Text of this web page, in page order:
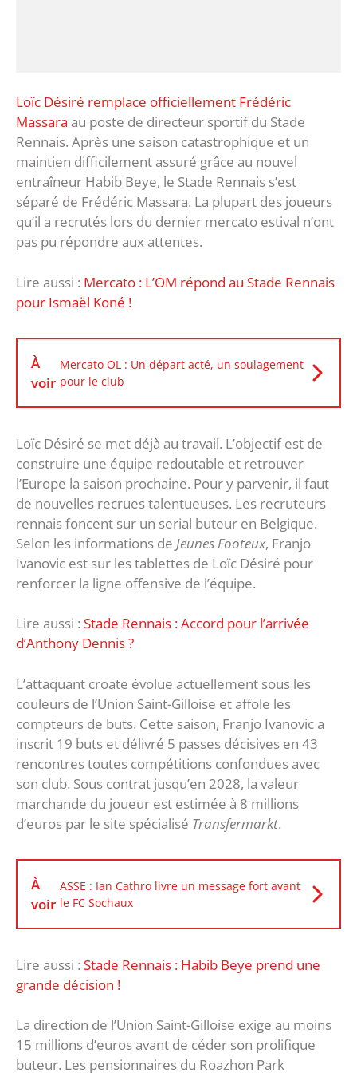
Loïc Désiré remplace officiellement Frédéric
Massara au poste de directeur sportif du Stade
Rennais. Après une saison catastrophique et un
maintien difficilement assuré grâce au nouvel
entraîneur Habib Beye, le Stade Rennais s’est
séparé de Frédéric Massara. La plupart des joueurs
qu’il a recrutés lors du dernier mercato estival n’ont
pas pu répondre aux attentes.
Lire aussi : Mercato : L’OM répond au Stade Rennais
pour Ismaël Koné !
À
voir
Mercato OL : Un départ acté, un soulagement
pour le club
Loïc Désiré se met déjà au travail. L’objectif est de
construire une équipe redoutable et retrouver
l’Europe la saison prochaine. Pour y parvenir, il faut
de nouvelles recrues talentueuses. Les recruteurs
rennais foncent sur un serial buteur en Belgique.
Selon les informations de Jeunes Footeux, Franjo
Ivanovic est sur les tablettes de Loïc Désiré pour
renforcer la ligne offensive de l’équipe.
Lire aussi : Stade Rennais : Accord pour l’arrivée
d’Anthony Dennis ?
L’attaquant croate évolue actuellement sous les
couleurs de l’Union Saint-Gilloise et affole les
compteurs de buts. Cette saison, Franjo Ivanovic a
inscrit 19 buts et délivré 5 passes décisives en 43
rencontres toutes compétitions confondues avec
son club. Sous contrat jusqu’en 2028, la valeur
marchande du joueur est estimée à 8 millions
d’euros par le site spécialisé Transfermarkt.
À
voir
ASSE : Ian Cathro livre un message fort avant
le FC Sochaux
Lire aussi : Stade Rennais : Habib Beye prend une
grande décision !
La direction de l’Union Saint-Gilloise exige au moins
15 millions d’euros avant de céder son prolifique
buteur. Les pensionnaires du Roazhon Park